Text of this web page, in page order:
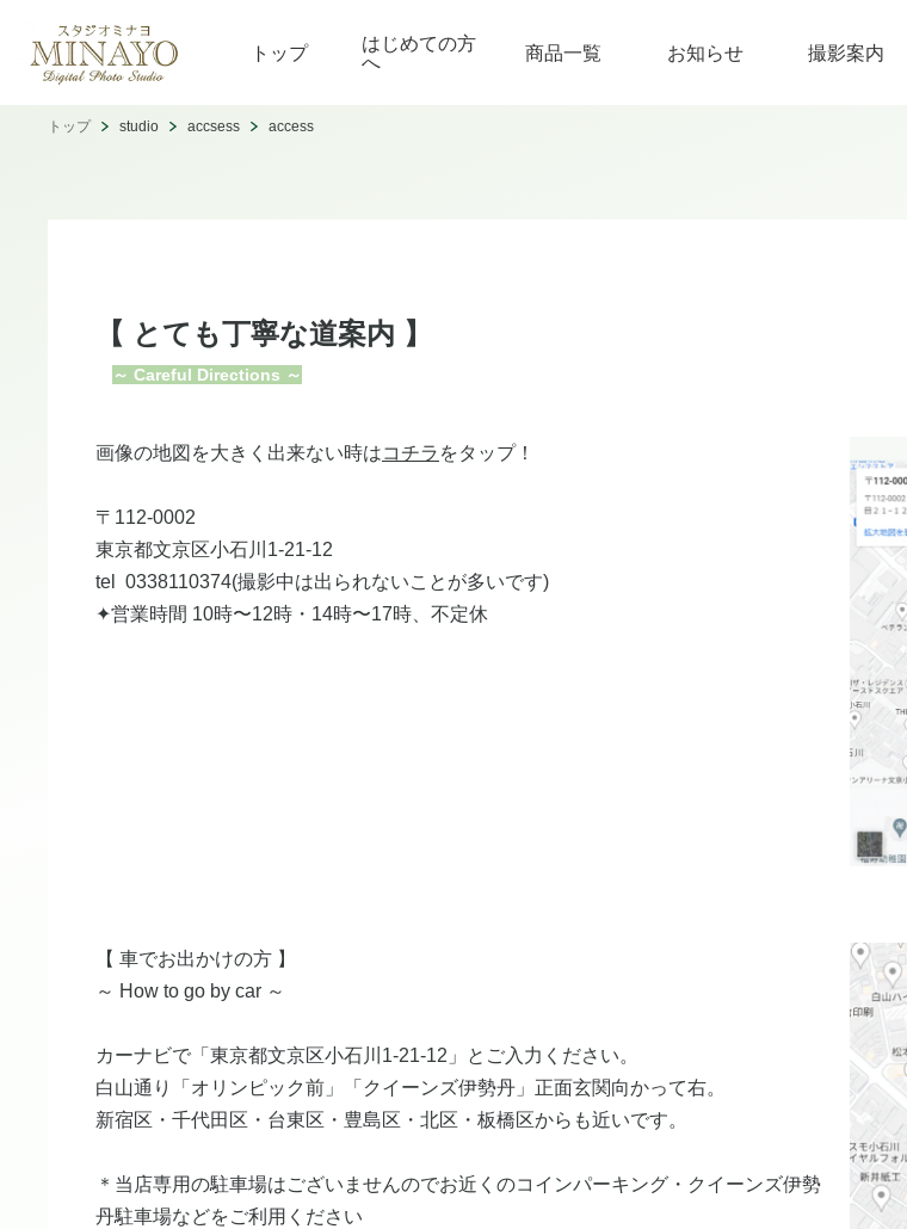
トップ はじめての方
へ 商品一覧 お知らせ 撮影案内
トップ studio accsess access
【 とても丁寧な道案内 】
～ Careful Directions ～​
画像の地図を大きく出来ない時はコチラ ​​をタップ！
​〒112-0002
​東京都文京区小石川1-21-12
tel ​0338110374(撮影中は出られないことが多いです)
​​✦営業時間 10時〜12時・14時〜17時、不定休
【 車でお出かけの方 】​
～ How to go by car ～
​カーナビで「東京都文京区小石川1-21-12」とご入力ください。
白山通り「オリンピック前」「クイーンズ伊勢丹」正面玄関向かって右。
新宿区・千代田区・台東区・豊島区・北区・板橋区からも近いです。
＊当店専用の駐車場はございませんのでお近くのコインパーキング・クイーンズ伊勢
丹駐車場などをご利用ください